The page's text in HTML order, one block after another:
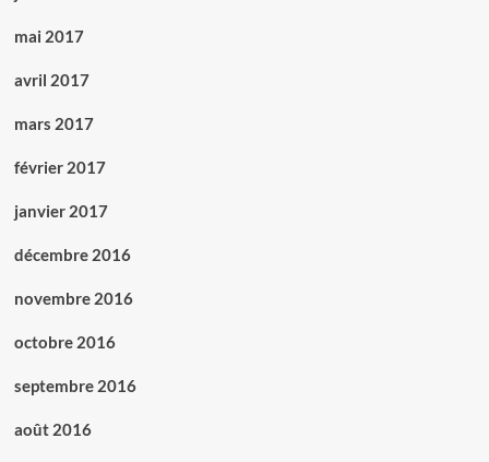
mai 2017
avril 2017
mars 2017
février 2017
janvier 2017
décembre 2016
novembre 2016
octobre 2016
septembre 2016
août 2016